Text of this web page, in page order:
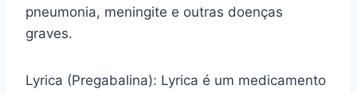
pneumonia, meningite e outras doenças
graves.
Lyrica (Pregabalina): Lyrica é um medicamento